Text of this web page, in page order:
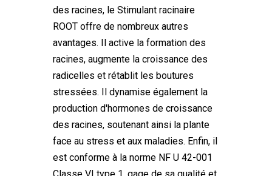
des racines, le Stimulant racinaire
ROOT offre de nombreux autres
avantages. Il active la formation des
racines, augmente la croissance des
radicelles et rétablit les boutures
stressées. Il dynamise également la
production d'hormones de croissance
des racines, soutenant ainsi la plante
face au stress et aux maladies. Enfin, il
est conforme à la norme NF U 42-001